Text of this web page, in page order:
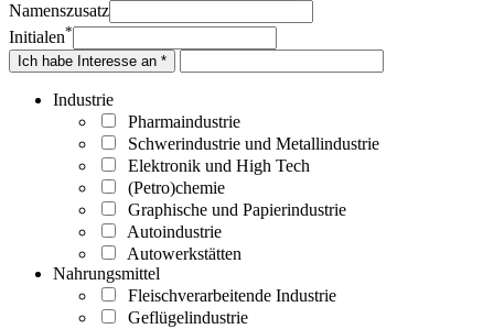
Namenszusatz
Initialen*
Ich habe Interesse an *
Industrie
Pharmaindustrie
Schwerindustrie und Metallindustrie
Elektronik und High Tech
(Petro)chemie
Graphische und Papierindustrie
Autoindustrie
Autowerkstätten
Nahrungsmittel
Fleischverarbeitende Industrie
Geflügelindustrie